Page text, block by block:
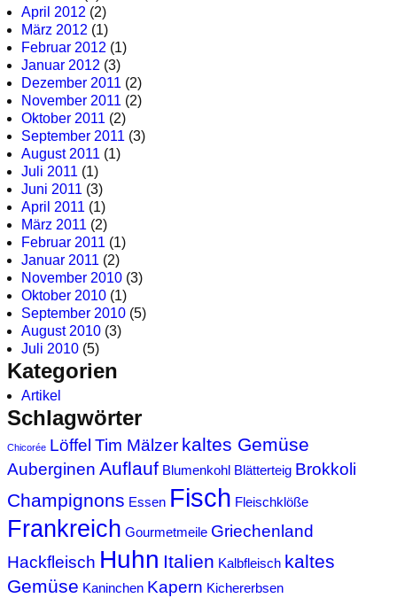
April 2012 (2)
März 2012 (1)
Februar 2012 (1)
Januar 2012 (3)
Dezember 2011 (2)
November 2011 (2)
Oktober 2011 (2)
September 2011 (3)
August 2011 (1)
Juli 2011 (1)
Juni 2011 (3)
April 2011 (1)
März 2011 (2)
Februar 2011 (1)
Januar 2011 (2)
November 2010 (3)
Oktober 2010 (1)
September 2010 (5)
August 2010 (3)
Juli 2010 (5)
Kategorien
Artikel
Schlagwörter
Chicorée Löffel Tim Mälzer kaltes Gemüse
Auberginen Auflauf Blumenkohl Blätterteig Brokkoli
Champignons Essen Fisch Fleischklöße
Frankreich Gourmetmeile Griechenland
Hackfleisch Huhn Italien Kalbfleisch kaltes
Gemüse Kaninchen Kapern Kichererbsen